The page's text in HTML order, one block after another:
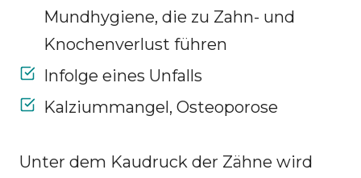
Mundhygiene, die zu Zahn- und
Knochenverlust führen
Infolge eines Unfalls
Kalziummangel, Osteoporose
Unter dem Kaudruck der Zähne wird